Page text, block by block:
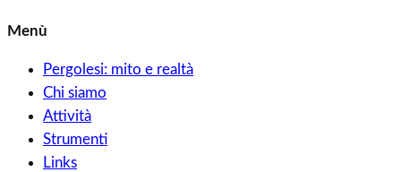
Menù
Pergolesi: mito e realtà
Chi siamo
Attività
Strumenti
Links